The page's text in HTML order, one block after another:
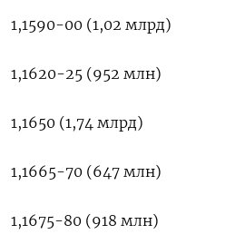
1,1590-00 (1,02 млрд)
1,1620-25 (952 млн)
1,1650 (1,74 млрд)
1,1665-70 (647 млн)
1,1675-80 (918 млн)